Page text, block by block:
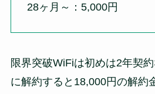
28ヶ月～：5,000円
限界突破WiFiは初めは2年契
に解約すると18,000円の解約